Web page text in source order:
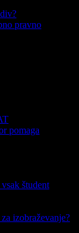
pravno
pomaga
študent
izobraževanje?